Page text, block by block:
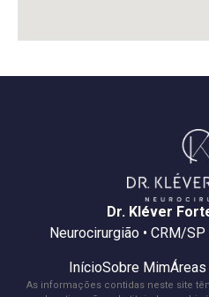
Dr. Kléver
Neurocirurgião • CRM/
InícioSobre Mim
As informações contidas neste site